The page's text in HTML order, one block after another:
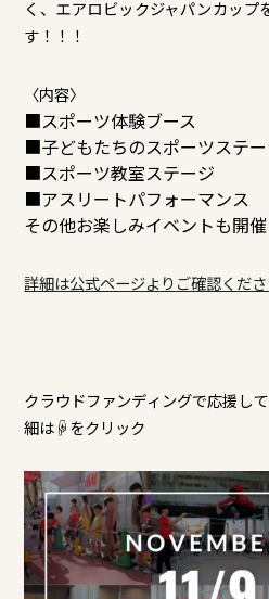
く、エアロビックジャパンカップ
す！！！
〈内容〉
■スポーツ体験ブース
■子どもたちのスポーツステ
■スポーツ教室ステージ
■アスリートパフォーマンス
その他お楽しみイベントも開催
詳細は公式ページよりご確認くださ
クラウドファンディングで応援し
細は☟をクリック